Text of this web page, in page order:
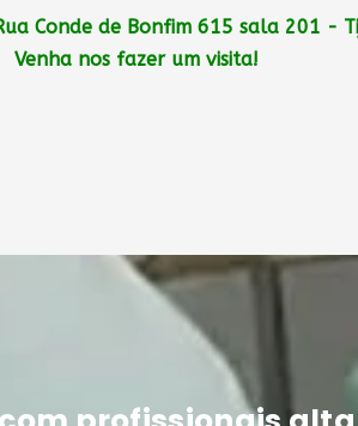
Conde de Bonfim 615 sala 201 -
Venha nos fazer um visita!